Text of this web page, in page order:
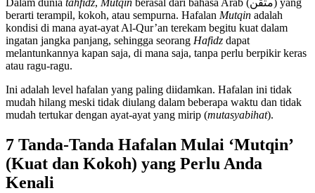
Dalam dunia tahfidz, Mutqin berasal dari bahasa Arab (متقن) yang
berarti terampil, kokoh, atau sempurna. Hafalan Mutqin adalah
kondisi di mana ayat-ayat Al-Qur’an terekam begitu kuat dalam
ingatan jangka panjang, sehingga seorang Hafidz dapat
melantunkannya kapan saja, di mana saja, tanpa perlu berpikir keras
atau ragu-ragu.
Ini adalah level hafalan yang paling diidamkan. Hafalan ini tidak
mudah hilang meski tidak diulang dalam beberapa waktu dan tidak
mudah tertukar dengan ayat-ayat yang mirip (mutasyabihat).
7 Tanda-Tanda Hafalan Mulai ‘Mutqin’
(Kuat dan Kokoh) yang Perlu Anda
Kenali